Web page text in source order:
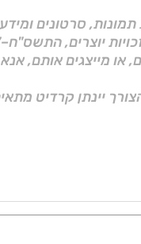
סרטונים
או מייצגים אותם,
יינתן קרדיט